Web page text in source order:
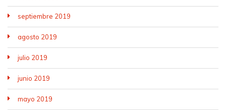
septiembre 2019
agosto 2019
julio 2019
junio 2019
mayo 2019